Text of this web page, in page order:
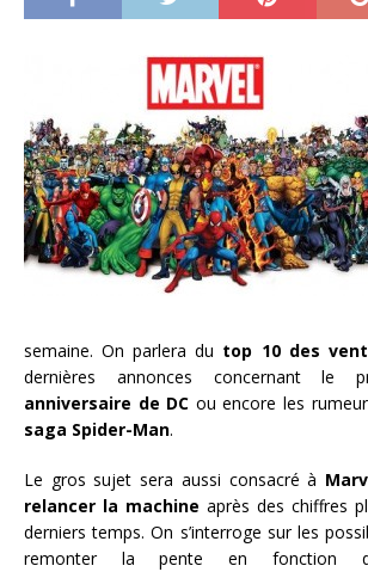
semaine. On parlera du top 10 des
dernières annonces concernant le
anniversaire de DC ou encore les
saga Spider-Man.
Le gros sujet sera aussi consacré à
relancer la machine après des chiffres
derniers temps. On s’interroge sur les
remonter la pente en fonction